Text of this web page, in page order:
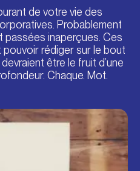
de votre vie des
Probablement
passées inaperçues. Ces
pouvoir rédiger sur le bout
être le fruit d’une
Chaque. Mot.